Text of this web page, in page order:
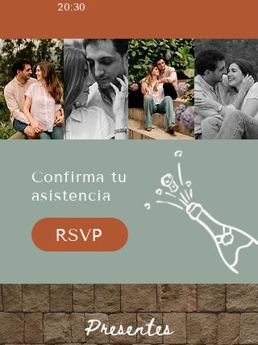
20:30
Confirma tu
asistencia
RSVP
Presentes